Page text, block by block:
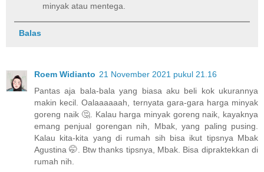
minyak atau mentega.
Balas
Roem Widianto 21 November 2021 pukul 21.16
Pantas aja bala-bala yang biasa aku beli kok ukurannya
makin kecil. Oalaaaaaah, ternyata gara-gara harga minyak
goreng naik 🤔. Kalau harga minyak goreng naik, kayaknya
emang penjual gorengan nih, Mbak, yang paling pusing.
Kalau kita-kita yang di rumah sih bisa ikut tipsnya Mbak
Agustina 🤭. Btw thanks tipsnya, Mbak. Bisa dipraktekkan di
rumah nih.